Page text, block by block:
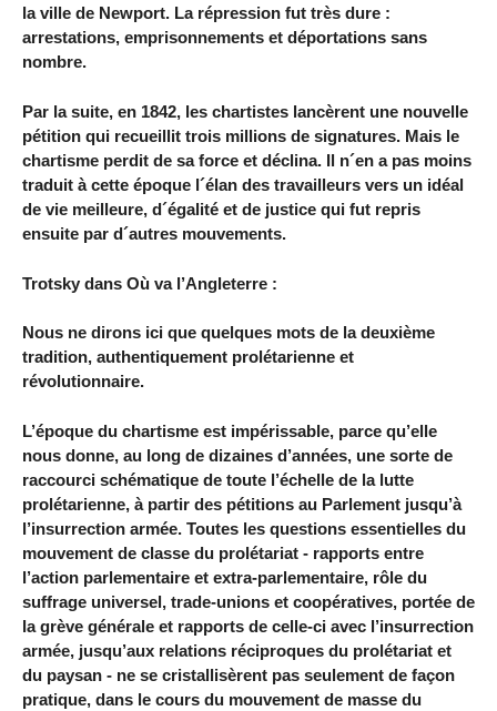
la ville de Newport. La répression fut très dure :
arrestations, emprisonnements et déportations sans
nombre.
Par la suite, en 1842, les chartistes lancèrent une nouvelle
pétition qui recueillit trois millions de signatures. Mais le
chartisme perdit de sa force et déclina. Il n´en a pas moins
traduit à cette époque l´élan des travailleurs vers un idéal
de vie meilleure, d´égalité et de justice qui fut repris
ensuite par d´autres mouvements.
Trotsky dans Où va l’Angleterre :
Nous ne dirons ici que quelques mots de la deuxième
tradition, authentiquement prolétarienne et
révolutionnaire.
L’époque du chartisme est impérissable, parce qu’elle
nous donne, au long de dizaines d’années, une sorte de
raccourci schématique de toute l’échelle de la lutte
prolétarienne, à partir des pétitions au Parlement jusqu’à
l’insurrection armée. Toutes les questions essentielles du
mouvement de classe du prolétariat - rapports entre
l’action parlementaire et extra-parlementaire, rôle du
suffrage universel, trade-unions et coopératives, portée de
la grève générale et rapports de celle-ci avec l’insurrection
armée, jusqu’aux relations réciproques du prolétariat et
du paysan - ne se cristallisèrent pas seulement de façon
pratique, dans le cours du mouvement de masse du